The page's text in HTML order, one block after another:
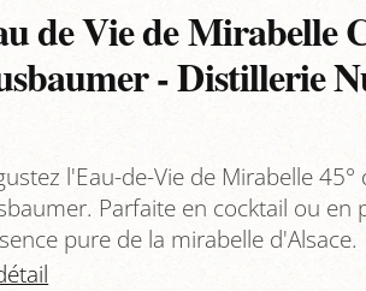
de Vie de Mirabelle
- Distillerie
l'Eau-de-Vie de Mirabelle 45°
Parfaite en cocktail ou en
pure de la mirabelle d'Alsace.